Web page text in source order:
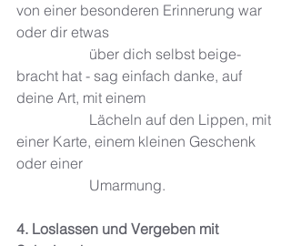
von einer beson­de­ren Erin­ne­rung war
oder dir etwas
bracht hat - sag einfach danke, auf
deine Art, mit einem
einer Karte, einem kleinen Geschenk
oder einer
		Umarmung.
4. Loslassen und Vergeben mit